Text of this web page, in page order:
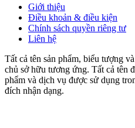
Giới thiệu
Điều khoản & điều kiện
Chính sách quyền riêng tư
Liên hệ
Tất cả tên sản phẩm, biểu tượng
chủ sở hữu tương ứng. Tất cả tên
phẩm và dịch vụ được sử dụng
đích nhận dạng.